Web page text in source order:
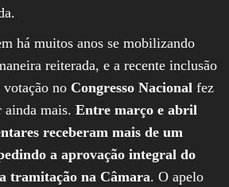
há muitos anos se mobilizando
reiterada, e a recente inclusão
votação no Congresso Nacional fez
ainda mais. Entre março e abril
receberam mais de um
a aprovação integral do
tramitação na Câmara. O apelo